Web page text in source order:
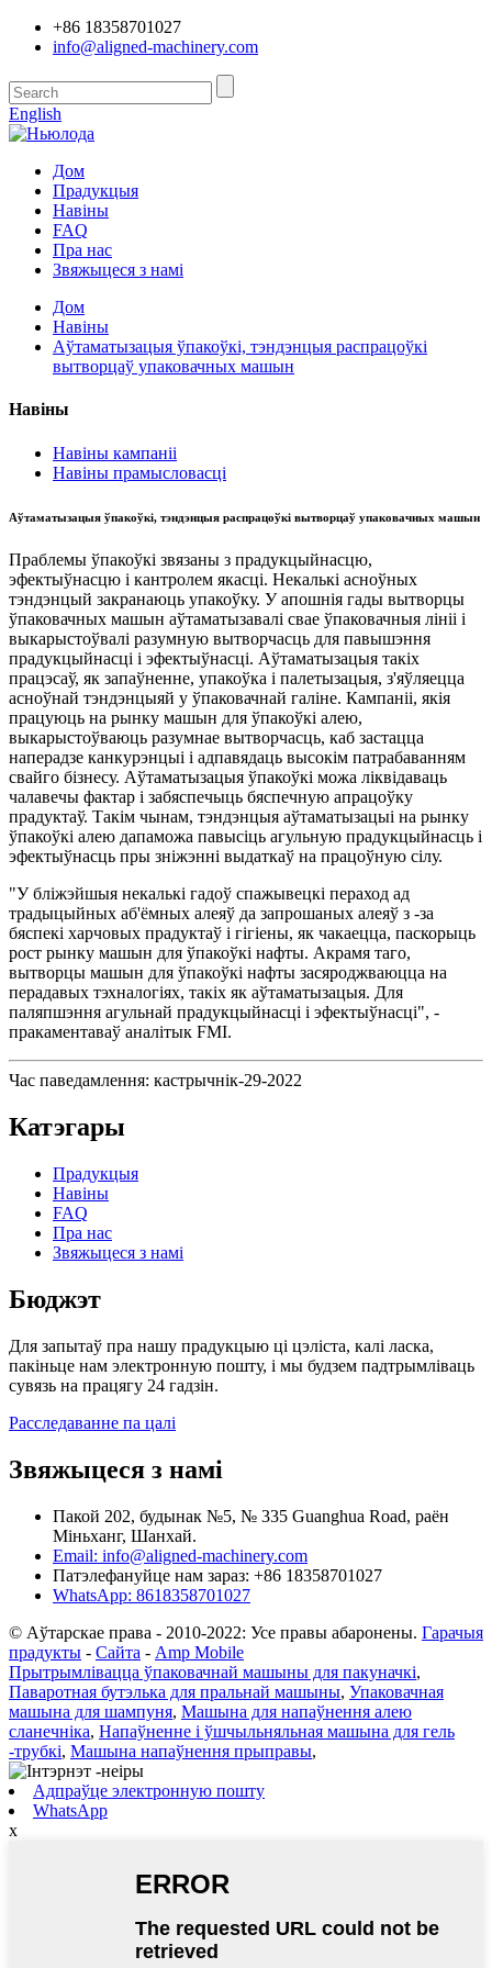
+86 18358701027
info@aligned-machinery.com
English
Дом
Прадукцыя
Навіны
FAQ
Пра нас
Звяжыцеся з намі
Дом
Навіны
Аўтаматызацыя ўпакоўкі, тэндэнцыя распрацоўкі
вытворцаў упаковачных машын
Навіны
Навіны кампаніі
Навіны прамысловасці
Аўтаматызацыя ўпакоўкі, тэндэнцыя распрацоўкі вытворцаў упаковачных машын
Праблемы ўпакоўкі звязаны з прадукцыйнасцю,
эфектыўнасцю і кантролем якасці. Некалькі асноўных
тэндэнцый закранаюць упакоўку. У апошнія гады вытворцы
ўпаковачных машын аўтаматызавалі свае ўпаковачныя лініі і
выкарыстоўвалі разумную вытворчасць для павышэння
прадукцыйнасці і эфектыўнасці. Аўтаматызацыя такіх
працэсаў, як запаўненне, упакоўка і палетызацыя, з'яўляецца
асноўнай тэндэнцыяй у ўпаковачнай галіне. Кампаніі, якія
працуюць на рынку машын для ўпакоўкі алею,
выкарыстоўваюць разумнае вытворчасць, каб застацца
наперадзе канкурэнцыі і адпавядаць высокім патрабаванням
свайго бізнесу. Аўтаматызацыя ўпакоўкі можа ліквідаваць
чалавечы фактар ​​і забяспечыць бяспечную апрацоўку
прадуктаў. Такім чынам, тэндэнцыя аўтаматызацыі на рынку
ўпакоўкі алею дапаможа павысіць агульную прадукцыйнасць і
эфектыўнасць пры зніжэнні выдаткаў на працоўную сілу.
"У бліжэйшыя некалькі гадоў спажывецкі пераход ад
традыцыйных аб'ёмных алеяў да запрошаных алеяў з -за
бяспекі харчовых прадуктаў і гігіены, як чакаецца, паскорыць
рост рынку машын для ўпакоўкі нафты. Акрамя таго,
вытворцы машын для ўпакоўкі нафты засяроджваюцца на
перадавых тэхналогіях, такіх як аўтаматызацыя. Для
паляпшэння агульнай прадукцыйнасці і эфектыўнасці", -
пракаментаваў аналітык FMI.
Час паведамлення: кастрычнік-29-2022
Катэгары
Прадукцыя
Навіны
FAQ
Пра нас
Звяжыцеся з намі
Бюджэт
Для запытаў пра нашу прадукцыю ці цэліста, калі ласка,
пакіньце нам электронную пошту, і мы будзем падтрымліваць
сувязь на працягу 24 гадзін.
Расследаванне па цалі
Звяжыцеся з намі
Пакой 202, будынак №5, № 335 Guanghua Road, раён
Міньханг, Шанхай.
Email: info@aligned-machinery.com
Патэлефануйце нам зараз: +86 18358701027
WhatsApp: 8618358701027
© Аўтарскае права - 2010-2022: Усе правы абаронены. Гарачыя
прадукты - Сайта - Amp Mobile
Прытрымлівацца ўпаковачнай машыны для пакуначкі,
Паваротная бутэлька для пральнай машыны, Упаковачная
машына для шампуня, Машына для напаўнення алею
сланечніка, Напаўненне і ўшчыльняльная машына для гель
-трубкі, Машына напаўнення прыправы,
Адпраўце электронную пошту
WhatsApp
x